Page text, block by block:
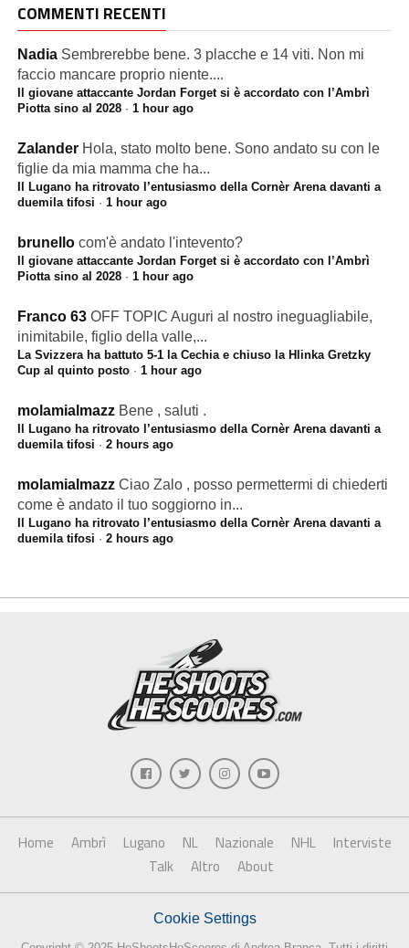
COMMENTI RECENTI
Nadia Sembrerebbe bene. 3 placche e 14 viti. Non mi
faccio mancare proprio niente....
Il giovane attaccante Jordan Forget si è accordato con l’Ambrì
Piotta sino al 2028· 1 hour ago
Zalander Hola, stato molto bene. Sono andato su con le
figlie da mia mamma che ha...
Il Lugano ha ritrovato l’entusiasmo della Cornèr Arena davanti a
duemila tifosi · 1 hour ago
brunello com'è andato l'intevento?
Il giovane attaccante Jordan Forget si è accordato con l’Ambrì
Piotta sino al 2028· 1 hour ago
Franco 63 OFF TOPIC Auguri al nostro ineguagliabile,
inimitabile, figlio della valle,...
La Svizzera ha battuto 5-1 la Cechia e chiuso la Hlinka Gretzky
Cup al quinto posto· 1 hour ago
molamialmazz Bene , saluti .
Il Lugano ha ritrovato l’entusiasmo della Cornèr Arena davanti a
duemila tifosi · 2 hours ago
molamialmazz Ciao Zalo , posso permettermi di chiederti
come è andato il tuo soggiorno in...
Il Lugano ha ritrovato l’entusiasmo della Cornèr Arena davanti a
duemila tifosi · 2 hours ago
Home Ambrì Lugano NL Nazionale NHL
Interviste
Talk
Altro About
Cookie Settings